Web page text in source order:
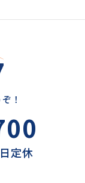
！
定休